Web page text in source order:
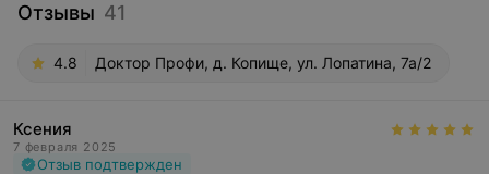
Отзывы 41
4.8 Доктор Профи, д. Копище, ул. Лопатина, 7а/2
Ксения
7 февраля 2025
Отзыв подтвержден